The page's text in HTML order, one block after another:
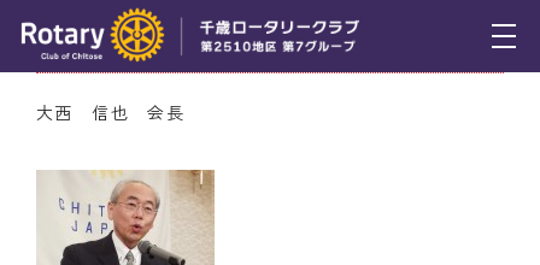
トピックス
活動報告
12月22日（木） 会長挨拶
大西 信也 会長